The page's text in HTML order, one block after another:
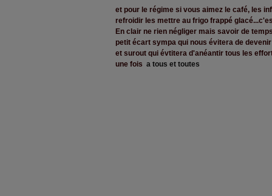
et pour le régime si vous aimez le café, les
refroidir les mettre au frigo frappé
En clair ne rien négliger mais savoir de
petit écart sympa qui nous évitera de
et surout qui évtitera d'anéantir tous les
une fois a tous et toutes